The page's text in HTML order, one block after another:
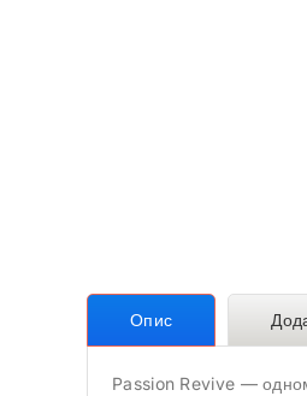
Опис
Passion Revive —